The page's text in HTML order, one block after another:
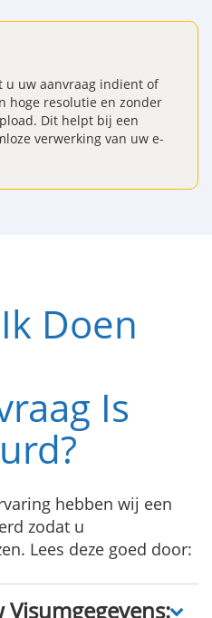
u uw aanvraag indient of
hoge resolutie en zonder
Dit helpt bij een
verwerking van uw e-
Doen
Is
hebben wij een
zodat u
Lees deze goed door: